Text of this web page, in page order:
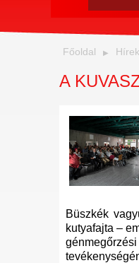
Főoldal Hírek
A
Büszkék
kutyafajta –